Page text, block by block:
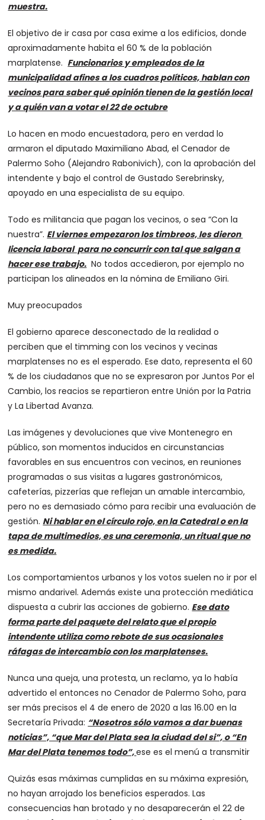
muestra.
El objetivo de ir casa por casa exime a los edificios, donde
aproximadamente habita el 60 % de la población
marplatense. Funcionarios y empleados de la
municipalidad afines a los cuadros políticos, hablan con
vecinos para saber qué opinión tienen de la gestión local
y a quién van a votar el 22 de octubre
Lo hacen en modo encuestadora, pero en verdad lo
armaron el diputado Maximiliano Abad, el Cenador de
Palermo Soho (Alejandro Rabonivich), con la aprobación del
intendente y bajo el control de Gustado Serebrinsky,
apoyado en una especialista de su equipo.
Todo es militancia que pagan los vecinos, o sea “Con la
nuestra”. El viernes empezaron los timbreos, les dieron
licencia laboral para no concurrir con tal que salgan a
hacer ese trabajo. No todos accedieron, por ejemplo no
participan los alineados en la nómina de Emiliano Giri.
Muy preocupados
El gobierno aparece desconectado de la realidad o
perciben que el timming con los vecinos y vecinas
marplatenses no es el esperado. Ese dato, representa el 60
% de los ciudadanos que no se expresaron por Juntos Por el
Cambio, los reacios se repartieron entre Unión por la Patria
y La Libertad Avanza.
Las imágenes y devoluciones que vive Montenegro en
público, son momentos inducidos en circunstancias
favorables en sus encuentros con vecinos, en reuniones
programadas o sus visitas a lugares gastronómicos,
cafeterías, pizzerías que reflejan un amable intercambio,
pero no es demasiado cómo para recibir una evaluación de
gestión. Ni hablar en el círculo rojo, en la Catedral o en la
tapa de multimedios, es una ceremonia, un ritual que no
es medida.
Los comportamientos urbanos y los votos suelen no ir por el
mismo andarivel. Además existe una protección mediática
dispuesta a cubrir las acciones de gobierno. Ese dato
forma parte del paquete del relato que el propio
intendente utiliza como rebote de sus ocasionales
ráfagas de intercambio con los marplatenses.
Nunca una queja, una protesta, un reclamo, ya lo había
advertido el entonces no Cenador de Palermo Soho, para
ser más precisos el 4 de enero de 2020 a las 16.00 en la
Secretaría Privada: “Nosotros sólo vamos a dar buenas
noticias”, “que Mar del Plata sea la ciudad del si”, o “En
Mar del Plata tenemos todo”,ese es el menú a transmitir
Quizás esas máximas cumplidas en su máxima expresión,
no hayan arrojado los beneficios esperados. Las
consecuencias han brotado y no desaparecerán el 22 de